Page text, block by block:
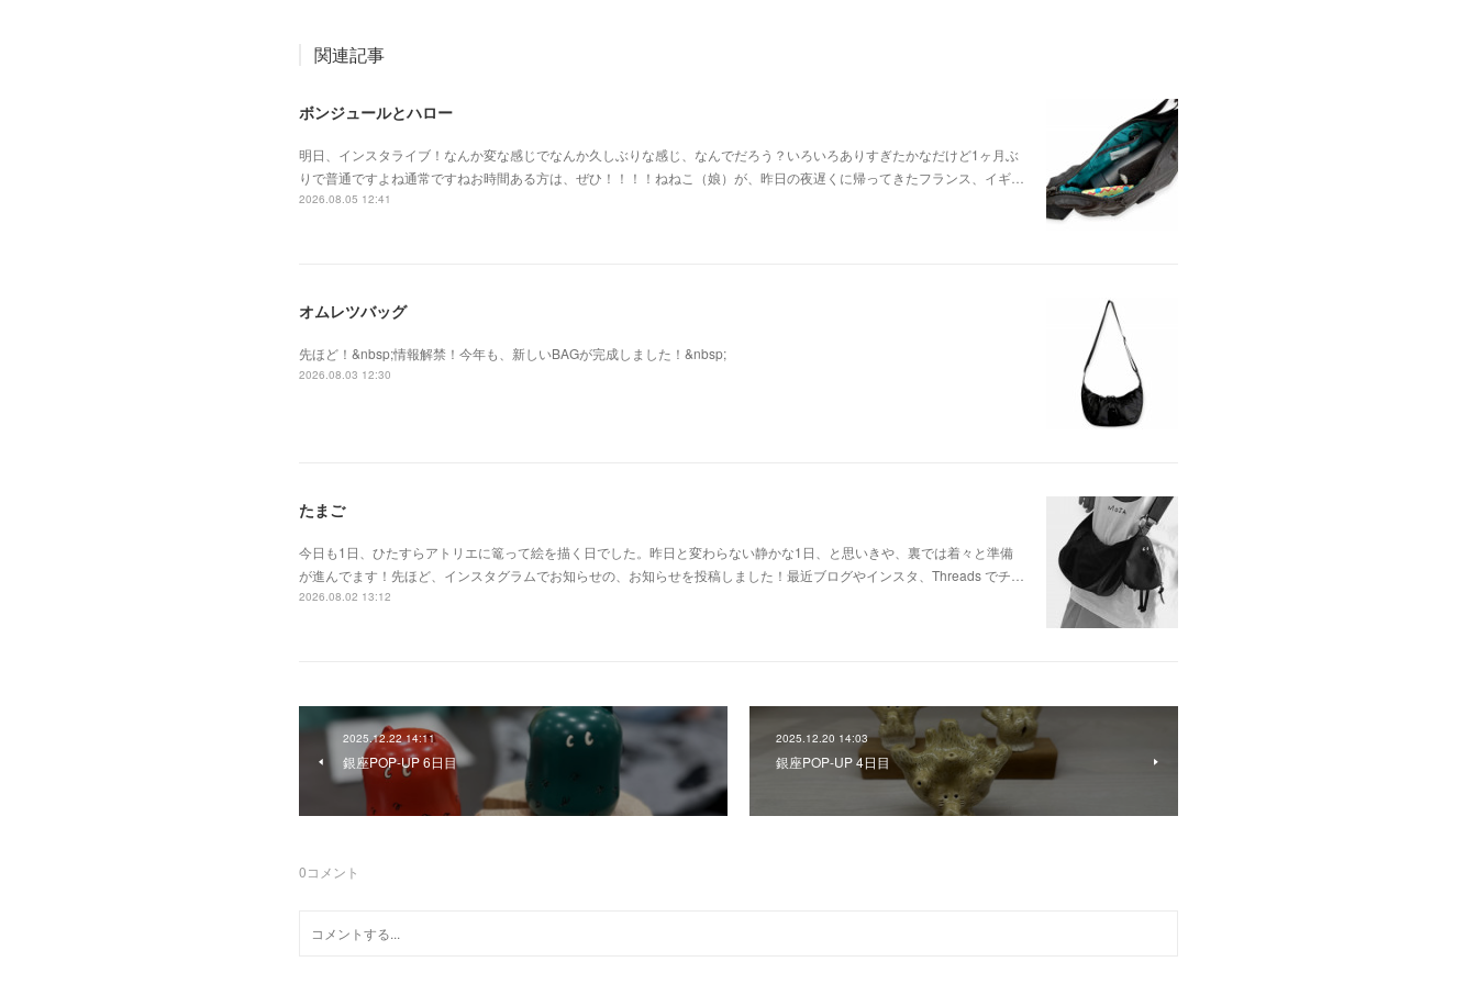
関連記事
ボンジュールとハロー
明日、インスタライブ！なんか変な感じでなんか久しぶりな感じ、なんでだろう？いろいろありすぎたかなだけど1ヶ月ぶ
りで普通ですよね通常ですねお時間ある方は、ぜひ！！！！ねねこ（娘）が、昨日の夜遅くに帰ってきたフランス、イギ…
2026.08.05 12:41
オムレツバッグ
先ほど！&nbsp;情報解禁！今年も、新しいBAGが完成しました！&nbsp;
2026.08.03 12:30
たまご
今日も1日、ひたすらアトリエに篭って絵を描く日でした。昨日と変わらない静かな1日、と思いきや、裏では着々と準備
が進んでます！先ほど、インスタグラムでお知らせの、お知らせを投稿しました！最近ブログやインスタ、Threads でチ…
2026.08.02 13:12
2025.12.22 14:11
銀座POP-UP 6日目
2025.12.20 14:03
銀座POP-UP 4日目
0コメント